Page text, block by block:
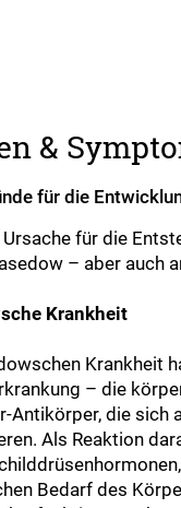
&
für die
für die
– aber auch
Krankheit
Krankheit
– die
Antikörper, die sich
Als Reaktion
Bedarf des